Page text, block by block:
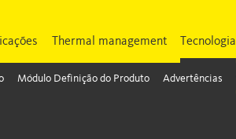
Thermal management Tecnologia
Módulo Definição do Produto Advertências